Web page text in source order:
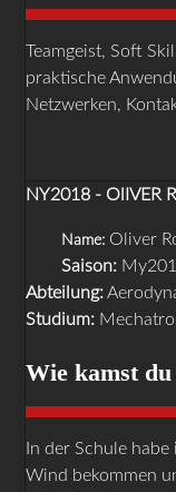
Teamgeist, Soft
praktische
Netzwerken,
NY2018 - OlIVER
Name: Oliver
Saison:
Abteilung:
Studium:
Wie kamst
In der Schule
Wind bekommen